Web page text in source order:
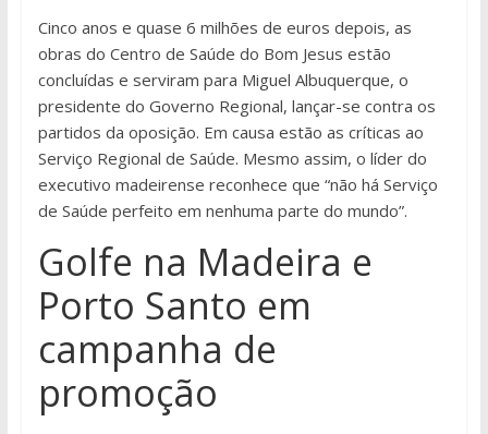
Cinco anos e quase 6 milhões de euros depois, as
obras do Centro de Saúde do Bom Jesus estão
concluídas e serviram para Miguel Albuquerque, o
presidente do Governo Regional, lançar-se contra os
partidos da oposição. Em causa estão as críticas ao
Serviço Regional de Saúde. Mesmo assim, o líder do
executivo madeirense reconhece que “não há Serviço
de Saúde perfeito em nenhuma parte do mundo”.
Golfe na Madeira e
Porto Santo em
campanha de
promoção